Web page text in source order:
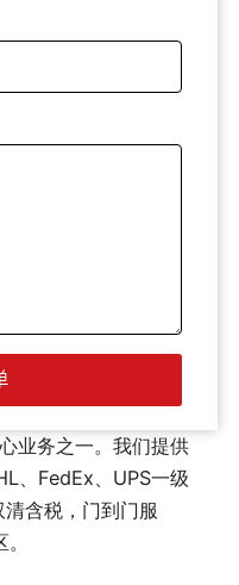
业务之一。我们提供
、FedEx、UPS一级
含税，门到门服